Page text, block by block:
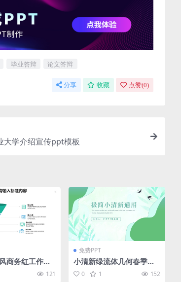
毕业答辩 论文答辩
分享 收藏 点赞(0)
大学介绍宣传ppt模板
商务红工作总
板
121
免费PPT
小清新绿流体几何春季工
作汇报ppt模板
0 1 152